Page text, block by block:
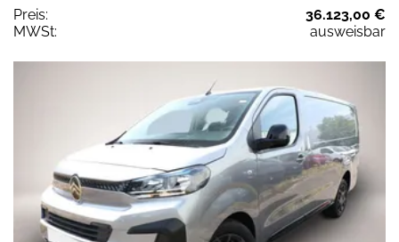
Preis:
36.123,00 €
MWSt:
ausweisbar